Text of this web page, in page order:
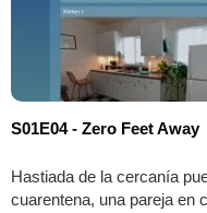
S01E04 - Zero Feet Away
Hastiada de la cercanía
cuarentena, una pareja en